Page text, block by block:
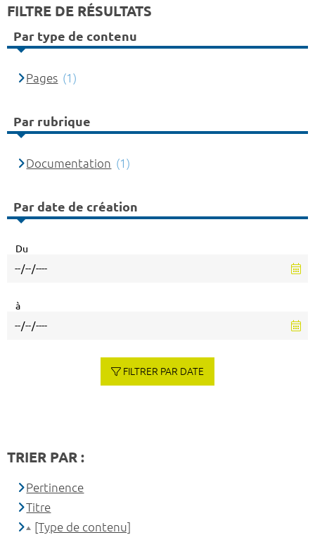
FILTRE DE RÉSULTATS
Par type de contenu
Pages (1)
Par rubrique
Documentation (1)
Par date de création
Du
à
FILTRER PAR DATE
TRIER PAR :
Pertinence
Titre
[Type de contenu]